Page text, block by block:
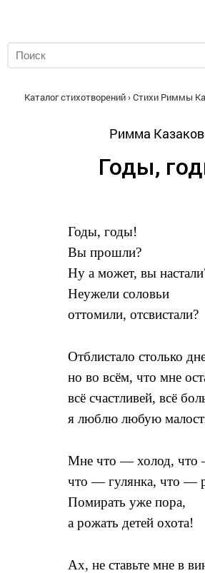
Каталог стихотворений›Стихи Риммы
Римма
Годы,
Годы, годы!
Вы прошли?
Ну а может, вы
Неужели соловьи
оттомили, отсвистали?
Отблистало столько
но во всём, что мне
всё счастливей, всё
я люблю любую
Мне что — холод, что
что — гулянка, что —
Помирать уже пора,
а рожать детей охота!
Ах, не ставьте мне в